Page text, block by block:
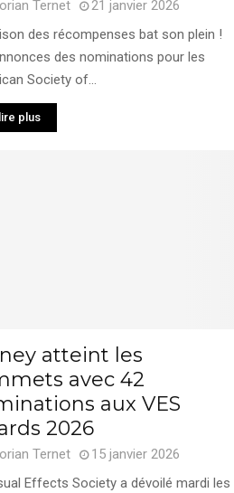
Ternet
21 janvier 2026
des récompenses bat son plein !
des nominations pour les
Society of...
plus
atteint les
avec 42
aux VES
2026
Ternet
15 janvier 2026
Effects Society a dévoilé mardi les